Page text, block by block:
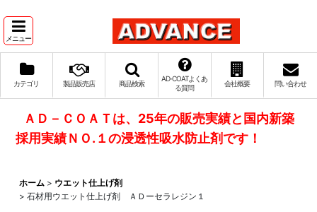
メニュー
カテゴリ 製品販売店 商品検索
AD‐COATよくあ
る質問
会社概要 問い合わせ
ＡＤ－ＣＯＡＴは、25年の販売実績と国内新築
採用実績ＮＯ.１の浸透性吸水防止剤です！
ホーム > ウエット仕上げ剤
> 石材用ウエット仕上げ剤 ＡＤーセラレジン１